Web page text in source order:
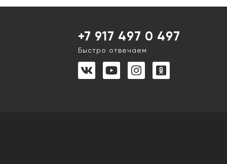
+7 917 497 0 497
Быстро отвечаем